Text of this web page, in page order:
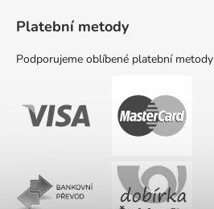
Platební metody
Podporujeme oblíbené platební metody